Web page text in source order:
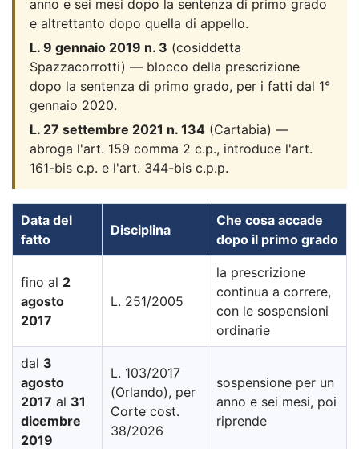
anno e sei mesi dopo la sentenza di primo grado
e altrettanto dopo quella di appello.
L. 9 gennaio 2019 n. 3 (cosiddetta
Spazzacorrotti) — blocco della prescrizione
dopo la sentenza di primo grado, per i fatti dal 1°
gennaio 2020.
L. 27 settembre 2021 n. 134 (Cartabia) —
abroga l'art. 159 comma 2 c.p., introduce l'art.
161-bis c.p. e l'art. 344-bis c.p.p.
Data del
fatto
Disciplina
Che cosa accade
dopo il primo grado
fino al 2
agosto
2017
L. 251/2005
la prescrizione
continua a correre,
con le sospensioni
ordinarie
dal 3
agosto
2017 al 31
dicembre
2019
L. 103/2017
(Orlando), per
Corte cost.
38/2026
sospensione per un
anno e sei mesi, poi
riprende